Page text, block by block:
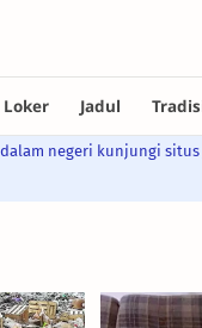
negeri kunjungi situs